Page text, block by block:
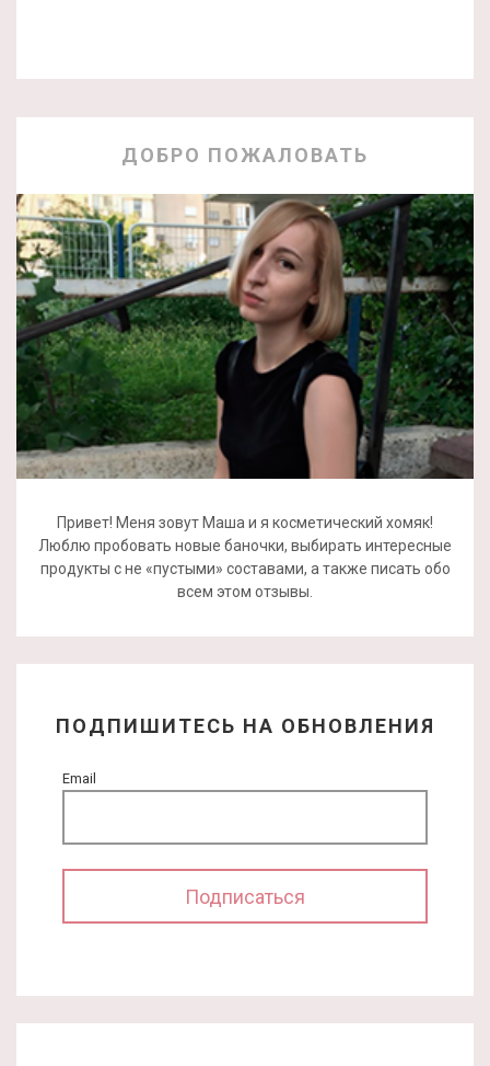
ДОБРО ПОЖАЛОВАТЬ
Привет! Меня зовут Маша и я косметический хомяк!
Люблю пробовать новые баночки, выбирать интересные
продукты с не «пустыми» составами, а также писать обо
всем этом отзывы.
ПОДПИШИТЕСЬ НА ОБНОВЛЕНИЯ
Email